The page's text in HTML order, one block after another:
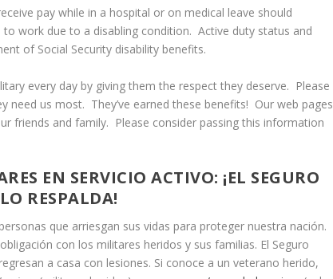
pay while in a hospital or on medical leave should
work due to a disabling condition. Active duty status and
of Social Security disability benefits.
every day by giving them the respect they deserve. Please
need us most. They’ve earned these benefits! Our web pages
friends and family. Please consider passing this information
EN SERVICIO ACTIVO: ¡EL SEGURO
RESPALDA!
que arriesgan sus vidas para proteger nuestra nación.
con los militares heridos y sus familias. El Seguro
a casa con lesiones. Si conoce a un veterano herido,